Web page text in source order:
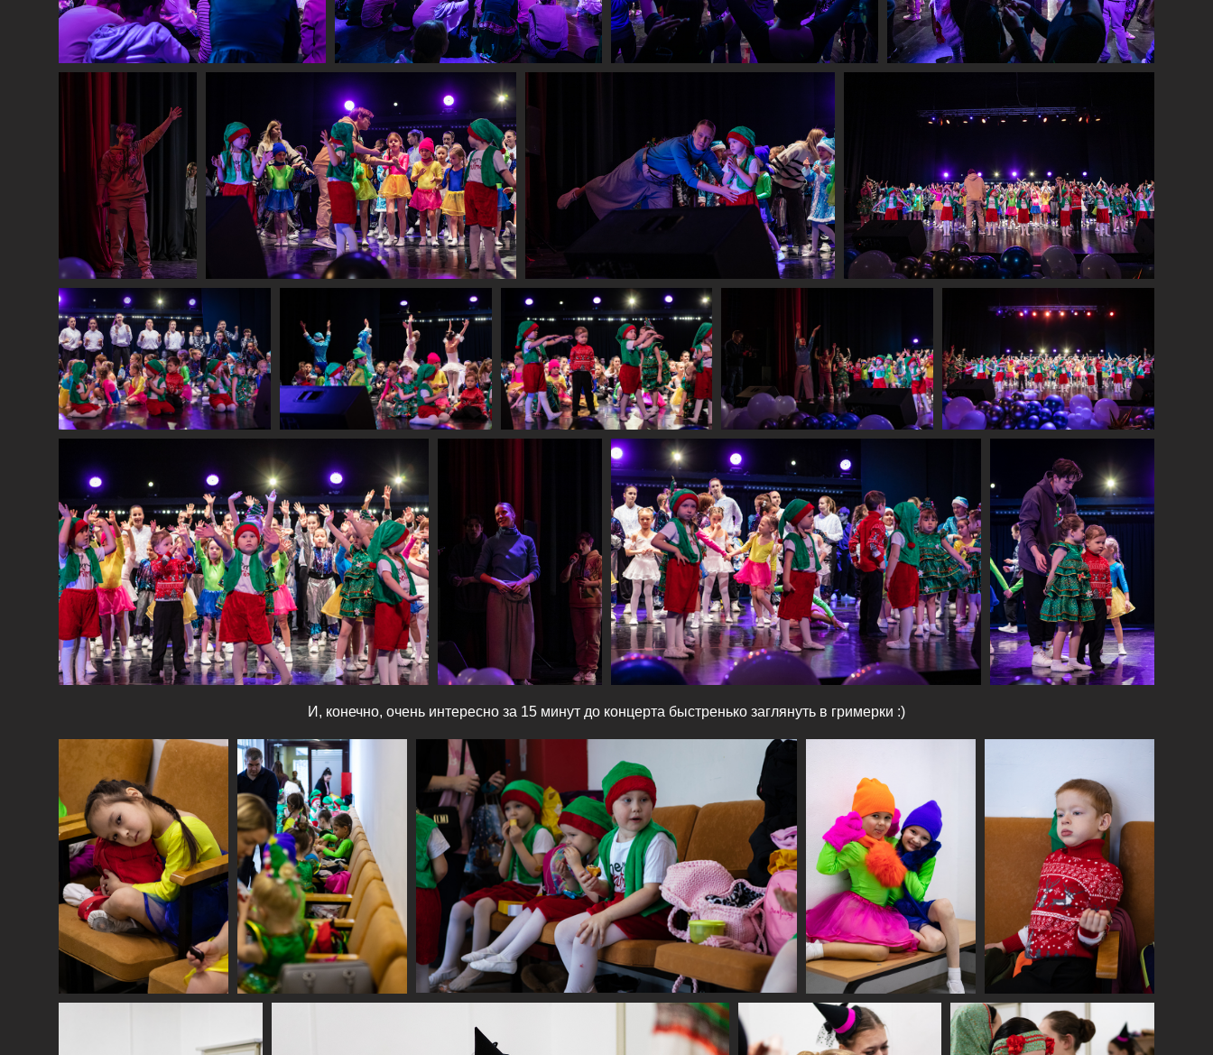
И, конечно, очень интересно за 15 минут до концерта быстренько заглянуть в гримерки :)